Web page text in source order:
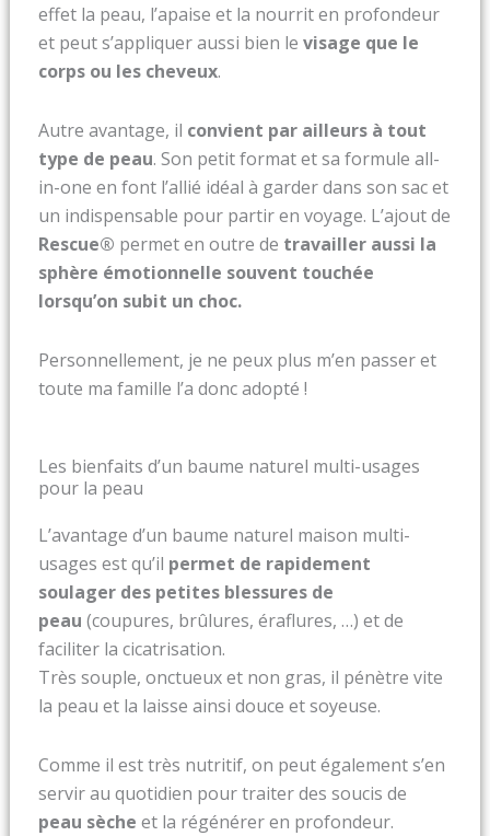
effet la peau, l’apaise et la nourrit en profondeur
et peut s’appliquer aussi bien le visage que le
corps ou les cheveux.
Autre avantage, il convient par ailleurs à tout
type de peau. Son petit format et sa formule all-
in-one en font l’allié idéal à garder dans son sac et
un indispensable pour partir en voyage. L’ajout de
Rescue® permet en outre de travailler aussi la
sphère émotionnelle souvent touchée
lorsqu’on subit un choc.
Personnellement, je ne peux plus m’en passer et
toute ma famille l’a donc adopté !
Les bienfaits d’un baume naturel multi-usages
pour la peau
L’avantage d’un baume naturel maison multi-
usages est qu’il permet de rapidement
soulager des petites blessures de
peau (coupures, brûlures, éraflures, …) et de
faciliter la cicatrisation.
Très souple, onctueux et non gras, il pénètre vite
la peau et la laisse ainsi douce et soyeuse.
Comme il est très nutritif, on peut également s’en
servir au quotidien pour traiter des soucis de
peau sèche et la régénérer en profondeur.